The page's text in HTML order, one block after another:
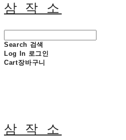
삼 작 소
Search 검색
Log In 로그인
Cart장바구니
삼 작 소